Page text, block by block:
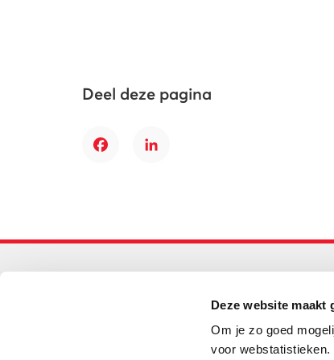
Deze website maakt
Om je zo goed
voor webstatistieken.
Deel deze pagina
FacebookLinkedIn